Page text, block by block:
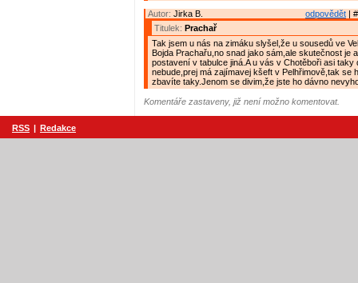
odpovědět |
Autor: Jirka B.
Titulek: Prachař
Tak jsem u nás na zimáku slyšel,že u sousedů ve
Bojda Prachařu,no snad jako sám,ale skutečnost je
postavení v tabulce jiná.A u vás v Chotěboři asi taky
nebude,prej má zajímavej kšeft v Pelhřimově,tak se
zbavíte taky.Jenom se divim,že jste ho dávno
Komentáře zastaveny, již není možno komentovat.
RSS | Redakce